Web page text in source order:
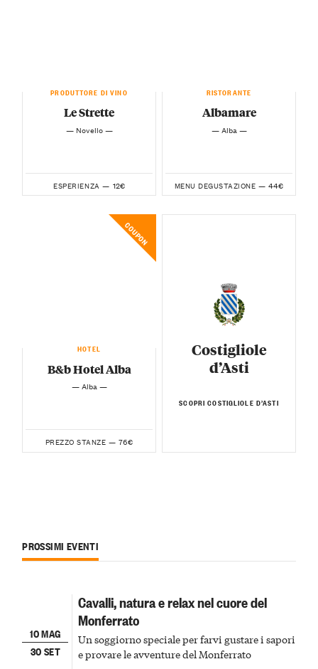
PRODUTTORE DI VINO
Le Strette
— Novello —
ESPERIENZA — 12€
RISTORANTE
Albamare
— Alba —
MENU DEGUSTAZIONE — 44€
COUPON
HOTEL
B&b Hotel Alba
— Alba —
PREZZO STANZE — 76€
Costigliole
d’Asti
SCOPRI COSTIGLIOLE D’ASTI
PROSSIMI EVENTI
10 MAG
30 SET
Cavalli, natura e relax nel cuore del
Monferrato
Un soggiorno speciale per farvi gustare i sapori
e provare le avventure del Monferrato